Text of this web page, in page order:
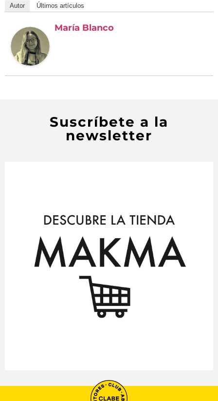
Autor Últimos artículos
María Blanco
Suscríbete a la
newsletter